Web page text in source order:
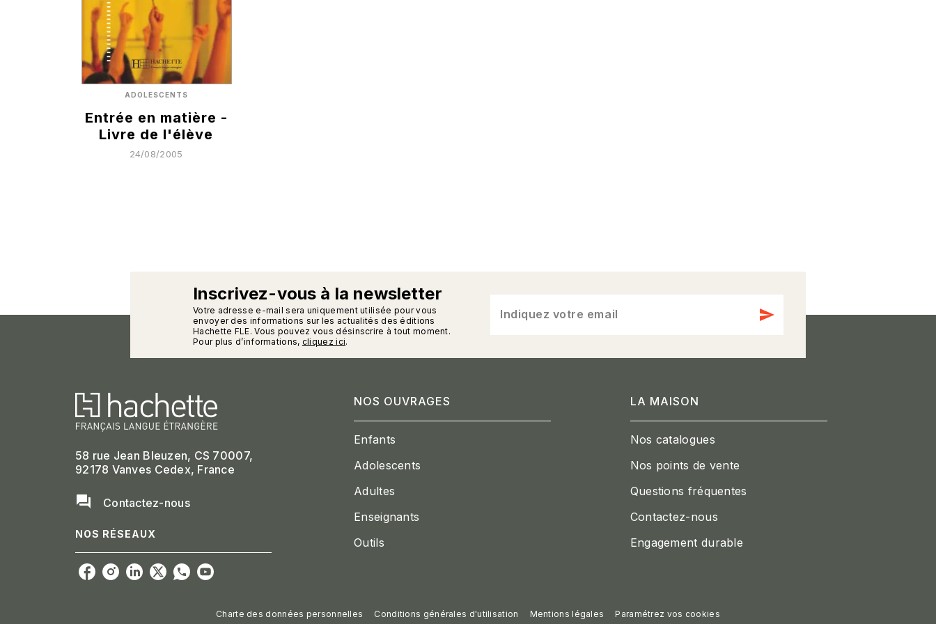
ADOLESCENTS
Entrée en matière -
Livre de l'élève
24/08/2005
calmann_enveloppe
Inscrivez-vous à la newsletter
Votre adresse e-mail sera uniquement utilisée pour vous
envoyer des informations sur les actualités des éditions
Hachette FLE. Vous pouvez vous désinscrire à tout moment.
Pour plus d’informations, cliquez ici.
Indiquez votre email send
58 rue Jean Bleuzen, CS 70007,
92178 Vanves Cedex, France
question_answer Contactez-nous
NOS RÉSEAUX
NOS OUVRAGES
Enfants
Adolescents
Adultes
Enseignants
Outils
LA MAISON
Nos catalogues
Nos points de vente
Questions fréquentes
Contactez-nous
Engagement durable
Charte des données personnelles Conditions générales d'utilisation Mentions légales Paramétrez vos cookies